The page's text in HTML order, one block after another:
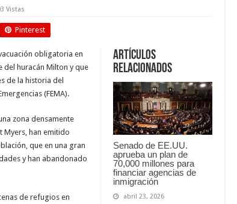
Vistas
Pinterest
Artículos
relacionados
Senado de EE.UU.
aprueba un plan de
70,000 millones para
financiar agencias de
inmigración
abril 23, 2026
obligatoria en
del huracán Milton y que
de la historia del
(FEMA).
zona densamente
Myers, han emitido
que en una gran
y han abandonado
de refugios en